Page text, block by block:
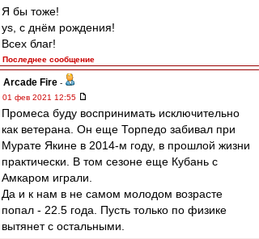
Я бы тоже!
ys, с днём рождения!
Всех благ!
Последнее сообщение
Arcade Fire -
01 фев 2021 12:55
Промеса буду воспринимать исключительно
как ветерана. Он еще Торпедо забивал при
Мурате Якине в 2014-м году, в прошлой жизни
практически. В том сезоне еще Кубань с
Амкаром играли.
Да и к нам в не самом молодом возрасте
попал - 22.5 года. Пусть только по физике
вытянет с остальными.